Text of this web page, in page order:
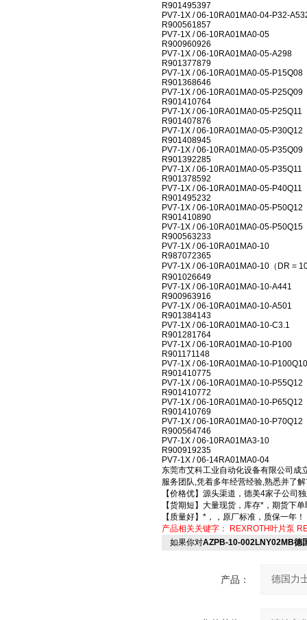
R901495397
PV7-1X / 06-10RA01MA0-04-P32-
R900561857
PV7-1X / 06-10RA01MA0-05
R900960926
PV7-1X / 06-10RA01MA0-05-A298
R901377879
PV7-1X / 06-10RA01MA0-05-P15Q08
R901368646
PV7-1X / 06-10RA01MA0-05-P25Q09
R901410764
PV7-1X / 06-10RA01MA0-05-P25Q11
R901407876
PV7-1X / 06-10RA01MA0-05-P30Q12
R901408945
PV7-1X / 06-10RA01MA0-05-P35Q09
R901392285
PV7-1X / 06-10RA01MA0-05-P35Q11
R901378592
PV7-1X / 06-10RA01MA0-05-P40Q11
R901495232
PV7-1X / 06-10RA01MA0-05-P50Q12
R901410890
PV7-1X / 06-10RA01MA0-05-P50Q15
R900563233
PV7-1X / 06-10RA01MA0-10
R987072365
PV7-1X / 06-10RA01MA0-10（DR =
R901026649
PV7-1X / 06-10RA01MA0-10-A441
R900963916
PV7-1X / 06-10RA01MA0-10-A501
R901384143
PV7-1X / 06-10RA01MA0-10-C3.1
R901281764
PV7-1X / 06-10RA01MA0-10-P100
R901171148
PV7-1X / 06-10RA01MA0-10-P100Q10
R901410775
PV7-1X / 06-10RA01MA0-10-P55Q12
R901410772
PV7-1X / 06-10RA01MA0-10-P65Q12
R901410769
PV7-1X / 06-10RA01MA0-10-P70Q12
R900564746
PV7-1X / 06-10RA01MA3-10
R900919235
PV7-1X / 06-14RA01MA0-04
东莞市艾科工业自动化设备有限公司成
服务团队,凭着多年经营经验,熟悉并了
【价格优】源头渠道，德美4家子公司
【货期短】大量现货，库存*，期货下
【质量好】*，，原厂标准，质保一年！
产品相关关键字：
REXROTH叶片泵
如果你对AZPB-10-002LNY02MB德
产品：